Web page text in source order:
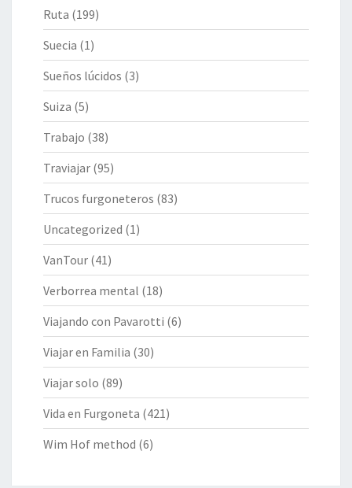
Ruta (199)
Suecia (1)
Sueños lúcidos (3)
Suiza (5)
Trabajo (38)
Traviajar (95)
Trucos furgoneteros (83)
Uncategorized (1)
VanTour (41)
Verborrea mental (18)
Viajando con Pavarotti (6)
Viajar en Familia (30)
Viajar solo (89)
Vida en Furgoneta (421)
Wim Hof method (6)